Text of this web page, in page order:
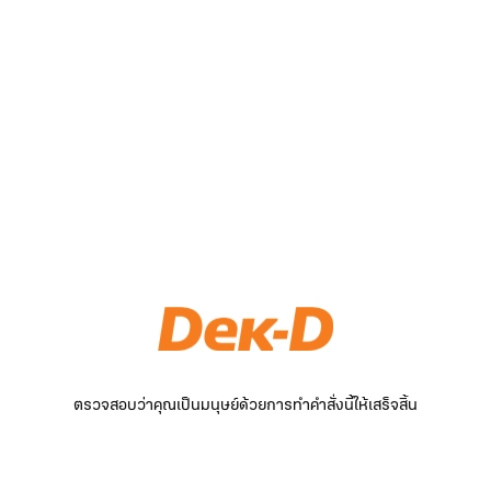
ตรวจสอบว่าคุณเป็นมนุษย์ด้วยการทำคำสั่งนี้ให้เสร็จสิ้น